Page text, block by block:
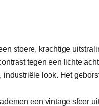
stoere, krachtige
tegen een lichte
industriële look. Het
een vintage sfeer